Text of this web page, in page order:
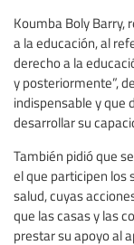
Koumba Boly Barry,
a la educación, al
derecho a la
y posteriormente”,
indispensable y que
desarrollar su
También pidió que
el que participen los
salud, cuyas
que las casas y las
prestar su apoyo al